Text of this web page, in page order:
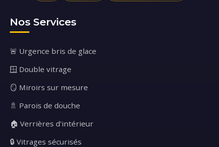
Nos Services
🚨 Urgence bris de glace
🪟 Double vitrage
🪞 Miroirs sur mesure
🚿 Parois de douche
🏠 Verrières d'intérieur
🔒 Vitrages sécurisés